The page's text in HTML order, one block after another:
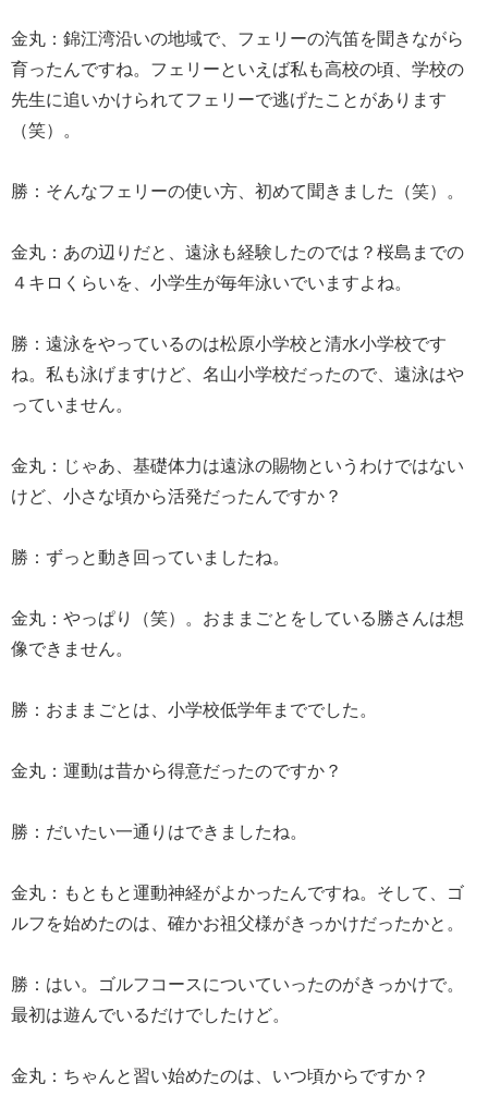
金丸：錦江湾沿いの地域で、フェリーの汽笛を聞きながら
育ったんですね。フェリーといえば私も高校の頃、学校の
先生に追いかけられてフェリーで逃げたことがあります
（笑）。
勝：そんなフェリーの使い方、初めて聞きました（笑）。
金丸：あの辺りだと、遠泳も経験したのでは？桜島までの
４キロくらいを、小学生が毎年泳いでいますよね。
勝：遠泳をやっているのは松原小学校と清水小学校です
ね。私も泳げますけど、名山小学校だったので、遠泳はや
っていません。
金丸：じゃあ、基礎体力は遠泳の賜物というわけではない
けど、小さな頃から活発だったんですか？
勝：ずっと動き回っていましたね。
金丸：やっぱり（笑）。おままごとをしている勝さんは想
像できません。
勝：おままごとは、小学校低学年まででした。
金丸：運動は昔から得意だったのですか？
勝：だいたい一通りはできましたね。
金丸：もともと運動神経がよかったんですね。そして、ゴ
ルフを始めたのは、確かお祖父様がきっかけだったかと。
勝：はい。ゴルフコースについていったのがきっかけで。
最初は遊んでいるだけでしたけど。
金丸：ちゃんと習い始めたのは、いつ頃からですか？